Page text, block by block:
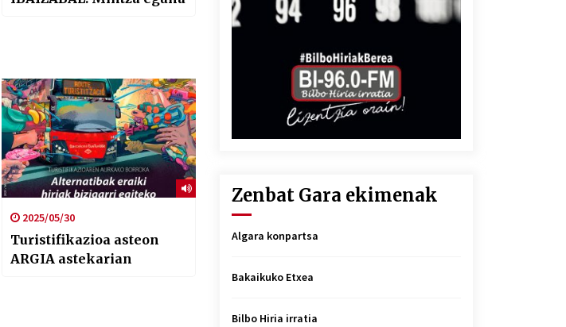
2025/05/30
Turistifikazioa asteon
ARGIA astekarian
Zenbat Gara ekimenak
Algara konpartsa
Bakaikuko Etxea
Bilbo Hiria irratia